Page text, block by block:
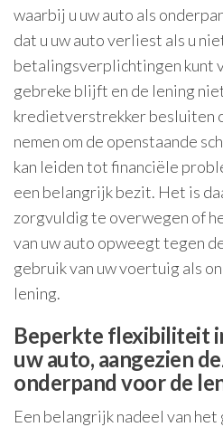
waarbij u uw auto als
dat u uw auto verliest als u
betalingsverplichtingen kunt
gebreke blijft en de lening
kredietverstrekker besluiten
nemen om de openstaande
kan leiden tot financiële
een belangrijk bezit. Het is
zorgvuldig te overwegen of
van uw auto opweegt tegen
gebruik van uw voertuig als
lening.
Beperkte flexibiliteit
uw auto, aangezien
onderpand voor de
Een belangrijk nadeel van het